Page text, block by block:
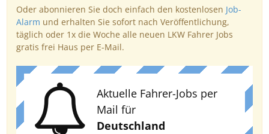
Oder abonnieren Sie doch einfach den kostenlosen Job-
Alarm und erhalten Sie sofort nach Veröffentlichung,
täglich oder 1x die Woche alle neuen LKW Fahrer Jobs
gratis frei Haus per E-Mail.
Aktuelle Fahrer-Jobs per
Mail für
Deutschland